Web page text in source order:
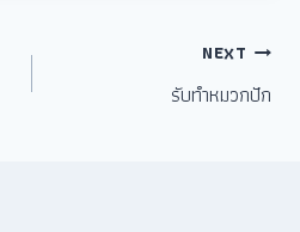
NEXT
รับทำหมวกปัก